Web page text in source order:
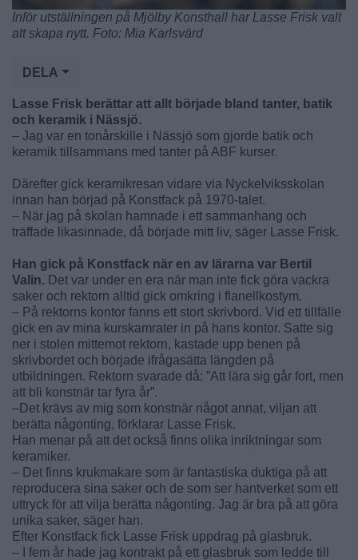
Inför utställningen på Mjölby Konsthall har Lasse Frisk valt
att skapa nytt. Foto: Mia Karlsvärd
DELA
Lasse Frisk berättar att allt började bland tanter, batik
och keramik i Nässjö.
– Jag var en tonårskille i Nässjö som gjorde batik och
keramik tillsammans med tanter på ABF kurser.
Därefter gick keramikresan vidare via Nyckelviksskolan
innan han börjad på Konstfack på 1970-talet.
– När jag på skolan hamnade i ett sammanhang och
träffade likasinnade, då började mitt liv, säger Lasse Frisk.
Han gick på Konstfack när en av lärarna var Bertil
Valin. Det var under en era när man inte fick göra vackra
saker och rektorn alltid gick omkring i flanellkostym.
– På rektorns kontor fanns ett stort skrivbord. Vid ett tillfälle
gick en av mina kurskamrater in på hans kontor. Satte sig
ner i stolen mittemot rektorn, kastade upp benen på
skrivbordet och började ifrågasätta längden på
utbildningen. Rektorn svarade då: ”Att lära sig går fort, men
att bli konstnär tar fyra år”.
–Det krävs av mig som konstnär något annat, viljan att
berätta någonting, förklarar Lasse Frisk.
Han menar på att det också finns olika inriktningar som
keramiker.
– Det finns krukmakare som är fantastiska duktiga på att
reproducera sina saker och de som ser hantverket som ett
uttryck för att vilja berätta någonting. Jag är bra på att göra
unika saker, säger han.
Efter Konstfack fick Lasse Frisk uppdrag på glasbruk.
– I fem år hade jag kontrakt på ett glasbruk som ledde till